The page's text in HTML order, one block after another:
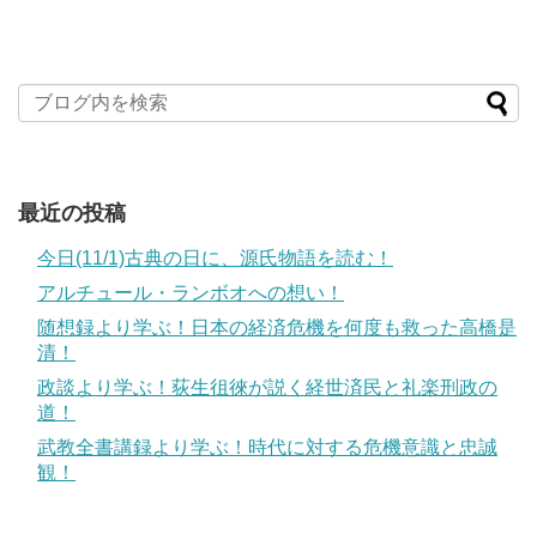
最近の投稿
今日(11/1)古典の日に、源氏物語を読む！
アルチュール・ランボオへの想い！
随想録より学ぶ！日本の経済危機を何度も救った高橋是
清！
政談より学ぶ！荻生徂徠が説く経世済民と礼楽刑政の
道！
武教全書講録より学ぶ！時代に対する危機意識と忠誠
観！